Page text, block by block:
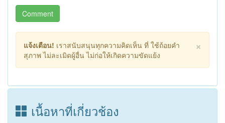
Comment
×
แจ้งเตือน! เราสนับสนุนทุกความคิดเห็น ที่ ใช้ถ้อยคำ
สุภาพ ไม่ละเมิดผู้อื่น ไม่ก่อให้เกิดความขัดแย้ง
เนื้อหาที่เกี่ยวช้อง